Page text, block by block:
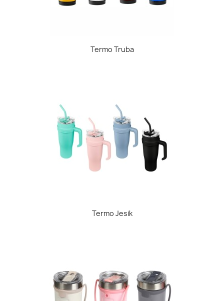
Termo Truba
Termo Jesik